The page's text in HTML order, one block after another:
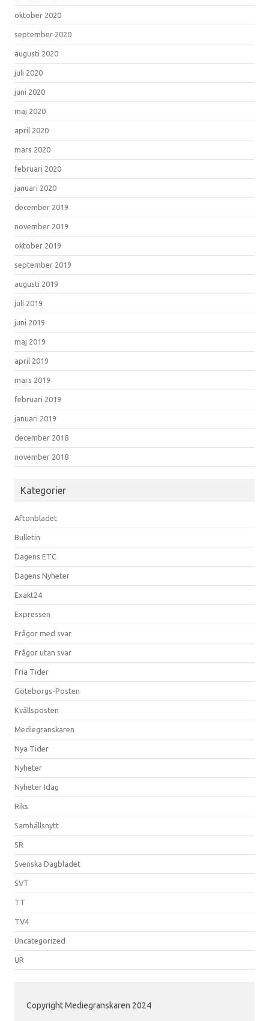
oktober 2020
september 2020
augusti 2020
juli 2020
juni 2020
maj 2020
april 2020
mars 2020
februari 2020
januari 2020
december 2019
november 2019
oktober 2019
september 2019
augusti 2019
juli 2019
juni 2019
maj 2019
april 2019
mars 2019
februari 2019
januari 2019
december 2018
november 2018
Kategorier
Aftonbladet
Bulletin
Dagens ETC
Dagens Nyheter
Exakt24
Expressen
Frågor med svar
Frågor utan svar
Fria Tider
Göteborgs-Posten
Kvällsposten
Mediegranskaren
Nya Tider
Nyheter
Nyheter Idag
Riks
Samhällsnytt
SR
Svenska Dagbladet
SVT
TT
TV4
Uncategorized
UR
Copyright Mediegranskaren 2024